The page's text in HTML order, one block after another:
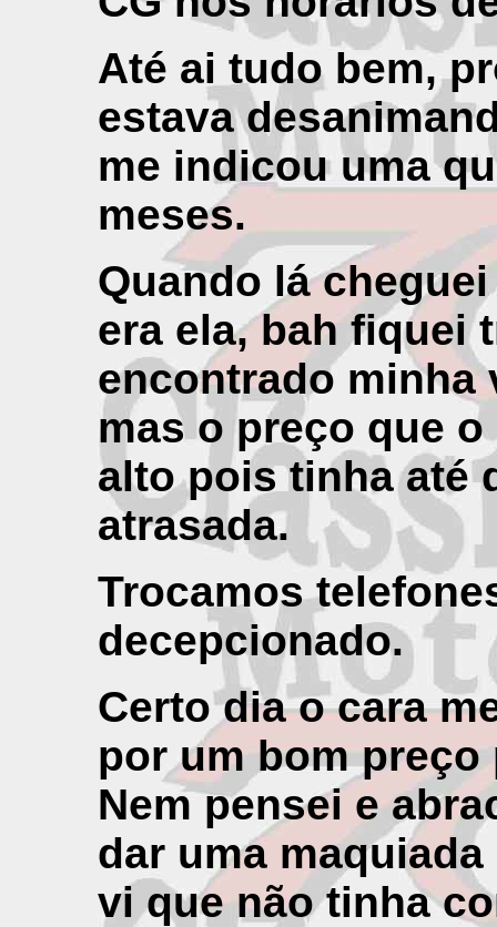
Até ai tudo bem,
estava
me indicou uma
meses.
Quando lá
era ela, bah fiquei
encontrado minha
mas o preço que
alto pois tinha até
atrasada.
Trocamos
decepcionado.
Certo dia o cara
por um bom
Nem pensei e
dar uma
vi que não tinha